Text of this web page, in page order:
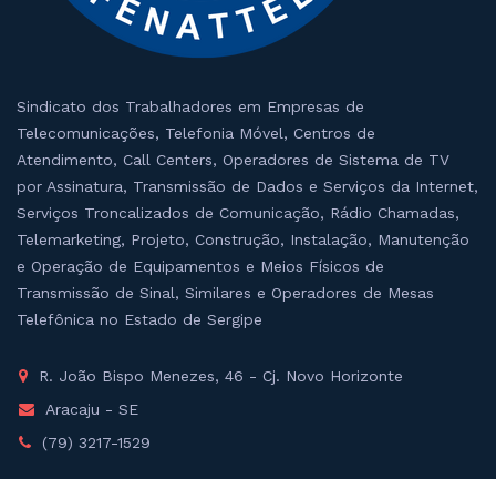
Sindicato dos Trabalhadores em Empresas de
Telecomunicações, Telefonia Móvel, Centros de
Atendimento, Call Centers, Operadores de Sistema de TV
por Assinatura, Transmissão de Dados e Serviços da Internet,
Serviços Troncalizados de Comunicação, Rádio Chamadas,
Telemarketing, Projeto, Construção, Instalação, Manutenção
e Operação de Equipamentos e Meios Físicos de
Transmissão de Sinal, Similares e Operadores de Mesas
Telefônica no Estado de Sergipe
R. João Bispo Menezes, 46 - Cj. Novo Horizonte
Aracaju - SE
(79) 3217-1529